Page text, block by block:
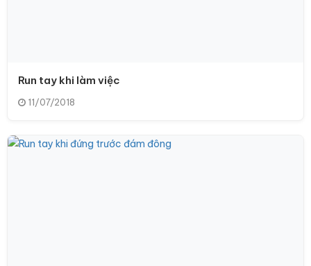
Run tay khi làm việc
11/07/2018